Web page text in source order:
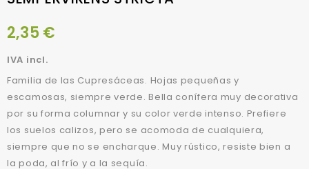
2,35 €
IVA incl.
Familia de las Cupresáceas. Hojas pequeñas y
escamosas, siempre verde. Bella conífera muy decorativa
por su forma columnar y su color verde intenso. Prefiere
los suelos calizos, pero se acomoda de cualquiera,
siempre que no se encharque. Muy rústico, resiste bien a
la poda, al frío y a la sequía.